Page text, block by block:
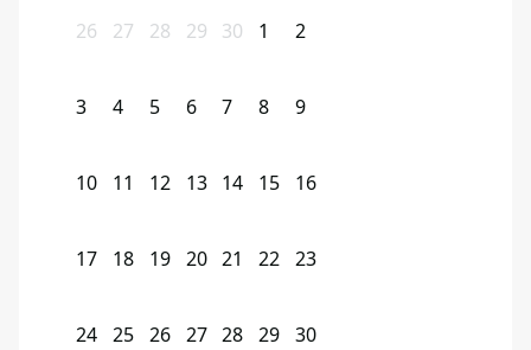
26 27 28 29 30 1 2
3 4 5 6 7 8 9
10 11 12 13 14 15 16
17 18 19 20 21 22 23
24 25 26 27 28 29 30